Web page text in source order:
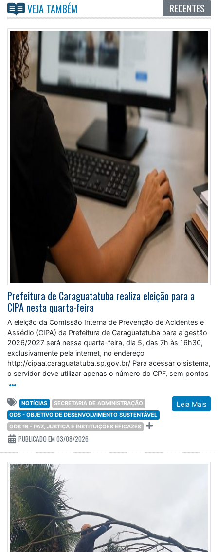
VEJA TAMBÉM RECENTES
Prefeitura de Caraguatatuba realiza eleição para a
CIPA nesta quarta-feira
A eleição da Comissão Interna de Prevenção de Acidentes e
Assédio (CIPA) da Prefeitura de Caraguatatuba para a gestão
2026/2027 será nessa quarta-feira, dia 5, das 7h às 16h30,
exclusivamente pela internet, no endereço
http://cipaa.caraguatatuba.sp.gov.br/ Para acessar o sistema,
o servidor deve utilizar apenas o número do CPF, sem pontos
Leia Mais
NOTÍCIAS
SECRETARIA DE ADMINISTRAÇÃO
ODS - OBJETIVO DE DESENVOLVIMENTO SUSTENTÁVEL
ODS 16 - PAZ, JUSTIÇA E INSTITUIÇÕES EFICAZES
PUBLICADO EM 03/08/2026